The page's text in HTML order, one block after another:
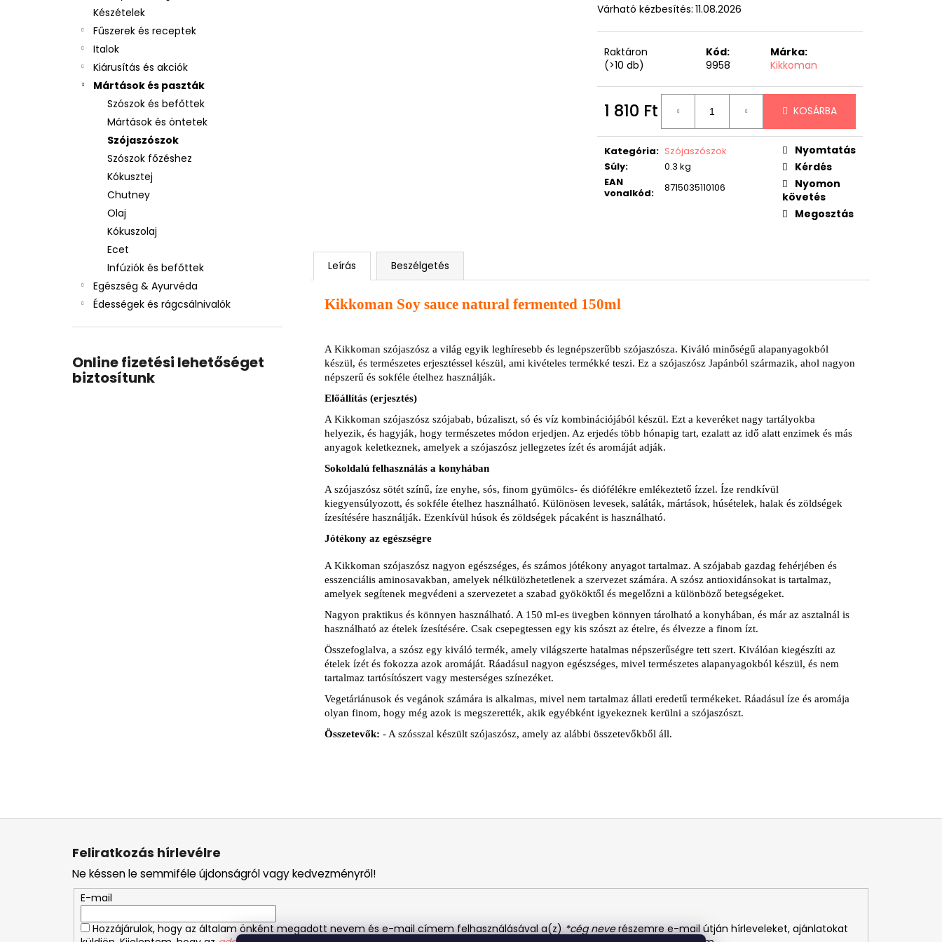
Készételek
Fűszerek és receptek
Italok
Kiárusítás és akciók
Mártások és paszták
Szószok és befőttek
Mártások és öntetek
Szójaszószok
Szószok főzéshez
Kókusztej
Chutney
Olaj
Kókuszolaj
Ecet
Infúziók és befőttek
Egészség & Ayurvéda
Édességek és rágcsálnivalók
Online fizetési lehetőséget
biztosítunk
Várható kézbesítés: 11.08.2026
Raktáron
(>10 db)
Kód:
9958
Márka:
Kikkoman
1 810 Ft KOSÁRBA
Kategória: Szójaszószok
Súly:
0.3 kg
EAN
vonalkód: 8715035110106
Nyomtatás
Kérdés
Nyomon
követés
Megosztás
Leírás Beszélgetés
Kikkoman Soy sauce natural fermented 150ml
A Kikkoman szójaszósz a világ egyik leghíresebb és legnépszerűbb szójaszósza. Kiváló minőségű alapanyagokból
készül, és természetes erjesztéssel készül, ami kivételes termékké teszi. Ez a szójaszósz Japánból származik, ahol nagyon
népszerű és sokféle ételhez használják.
Előállítás (erjesztés)
A Kikkoman szójaszósz szójabab, búzaliszt, só és víz kombinációjából készül. Ezt a keveréket nagy tartályokba
helyezik, és hagyják, hogy természetes módon erjedjen. Az erjedés több hónapig tart, ezalatt az idő alatt enzimek és más
anyagok keletkeznek, amelyek a szójaszósz jellegzetes ízét és aromáját adják.
Sokoldalú felhasználás a konyhában
A szójaszósz sötét színű, íze enyhe, sós, finom gyümölcs- és diófélékre emlékeztető ízzel. Íze rendkívül
kiegyensúlyozott, és sokféle ételhez használható. Különösen levesek, saláták, mártások, húsételek, halak és zöldségek
ízesítésére használják. Ezenkívül húsok és zöldségek pácaként is használható.
Jótékony az egészségre
A Kikkoman szójaszósz nagyon egészséges, és számos jótékony anyagot tartalmaz. A szójabab gazdag fehérjében és
esszenciális aminosavakban, amelyek nélkülözhetetlenek a szervezet számára. A szósz antioxidánsokat is tartalmaz,
amelyek segítenek megvédeni a szervezetet a szabad gyököktől és megelőzni a különböző betegségeket.
Nagyon praktikus és könnyen használható. A 150 ml-es üvegben könnyen tárolható a konyhában, és már az asztalnál is
használható az ételek ízesítésére. Csak csepegtessen egy kis szószt az ételre, és élvezze a finom ízt.
Összefoglalva, a szósz egy kiváló termék, amely világszerte hatalmas népszerűségre tett szert. Kiválóan kiegészíti az
ételek ízét és fokozza azok aromáját. Ráadásul nagyon egészséges, mivel természetes alapanyagokból készül, és nem
tartalmaz tartósítószert vagy mesterséges színezéket.
Vegetáriánusok és vegánok számára is alkalmas, mivel nem tartalmaz állati eredetű termékeket. Ráadásul íze és aromája
olyan finom, hogy még azok is megszerették, akik egyébként igyekeznek kerülni a szójaszószt.
Összetevők: - A szósszal készült szójaszósz, amely az alábbi összetevőkből áll.
L
Feliratkozás hírlevélre
Ne késsen le semmiféle újdonságról vagy kedvezményről!
E-mail
Hozzájárulok, hogy az általam önként megadott nevem és e-mail címem felhasználásával a(z)*cég neverészemre e-mail útján hírleveleket, ajánlatokat